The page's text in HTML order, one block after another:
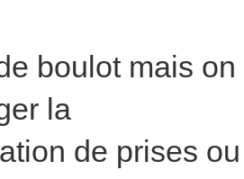
boulot mais
la
de prises